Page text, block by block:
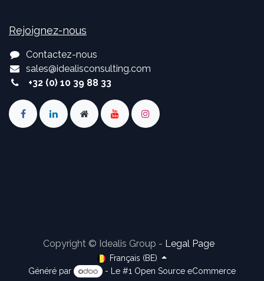
Rejoignez-nous
Contactez-nous
sales@idealisconsulting.com
+32 (0) 10 39 88 33
Copyright © Idealis Group - Legal Page
Français (BE)
Généré par
- Le #1 Open Source eCommerce